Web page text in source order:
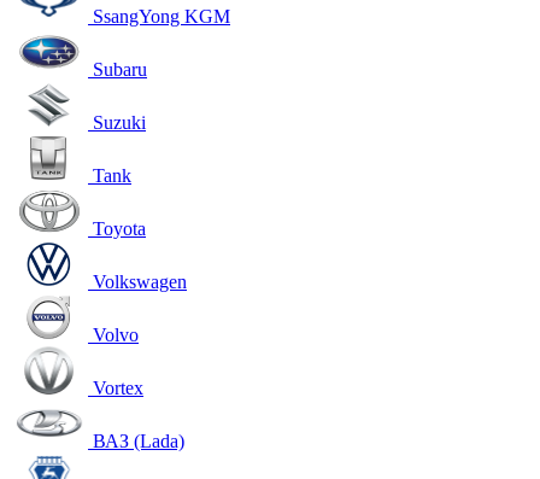
SsangYong KGM
Subaru
Suzuki
Tank
Toyota
Volkswagen
Volvo
Vortex
ВАЗ (Lada)